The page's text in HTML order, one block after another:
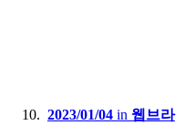
2023/01/04 in 웹브라